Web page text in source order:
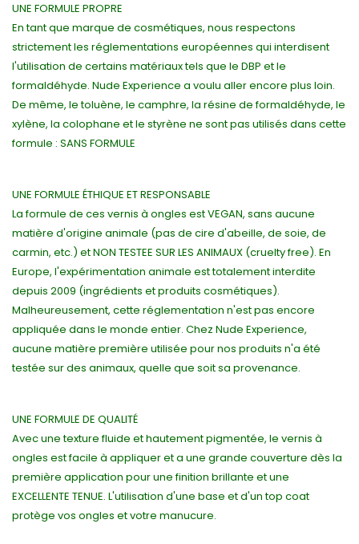
UNE FORMULE PROPRE
En tant que marque de cosmétiques, nous respectons
strictement les réglementations européennes qui interdisent
l'utilisation de certains matériaux tels que le DBP et le
formaldéhyde. Nude Experience a voulu aller encore plus loin.
De même, le toluène, le camphre, la résine de formaldéhyde, le
xylène, la colophane et le styrène ne sont pas utilisés dans cette
formule : SANS FORMULE
UNE FORMULE ÉTHIQUE ET RESPONSABLE
La formule de ces vernis à ongles est VEGAN, sans aucune
matière d'origine animale (pas de cire d'abeille, de soie, de
carmin, etc.) et NON TESTEE SUR LES ANIMAUX (cruelty free). En
Europe, l'expérimentation animale est totalement interdite
depuis 2009 (ingrédients et produits cosmétiques).
Malheureusement, cette réglementation n'est pas encore
appliquée dans le monde entier. Chez Nude Experience,
aucune matière première utilisée pour nos produits n'a été
testée sur des animaux, quelle que soit sa provenance.
UNE FORMULE DE QUALITÉ
Avec une texture fluide et hautement pigmentée, le vernis à
ongles est facile à appliquer et a une grande couverture dès la
première application pour une finition brillante et une
EXCELLENTE TENUE. L'utilisation d'une base et d'un top coat
protège vos ongles et votre manucure.